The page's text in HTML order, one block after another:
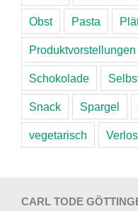
Obst Pasta
Produktvorstellungen
Schokolade
Snack Spargel
vegetarisch
CARL TODE